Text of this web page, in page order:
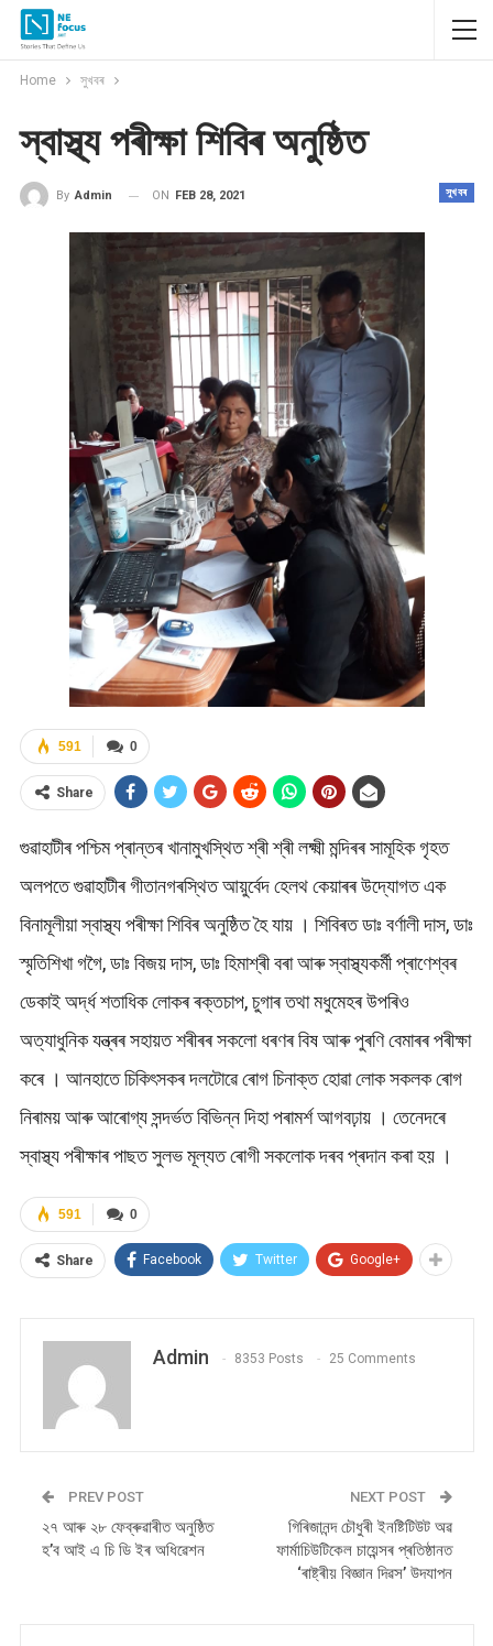
Home সুখবৰ
স্বাস্থ্য পৰীক্ষা শিবিৰ অনুষ্ঠিত
সুখবৰ
By Admin ON FEB 28, 2021
0
591
Share
গুৱাহাটীৰ পশ্চিম প্ৰান্তৰ খানামুখস্থিত শ্ৰী শ্ৰী লক্ষ্মী মন্দিৰৰ সামূহিক গৃহত
অলপতে গুৱাহাটীৰ গীতানগৰস্থিত আয়ুৰ্বেদ হেলথ কেয়াৰৰ উদ্যোগত এক
বিনামূলীয়া স্বাস্থ্য পৰীক্ষা শিবিৰ অনুষ্ঠিত হৈ যায় । শিবিৰত ডাঃ বৰ্ণালী দাস, ডাঃ
স্মৃতিশিখা গগৈ, ডাঃ বিজয় দাস, ডাঃ হিমাশ্ৰী বৰা আৰু স্বাস্থ্যকর্মী প্ৰাণেশ্বৰ
ডেকাই অৰ্দ্ধ শতাধিক লোকৰ ৰক্তচাপ, চুগাৰ তথা মধুমেহৰ উপৰিও
অত্যাধুনিক যন্ত্ৰৰ সহায়ত শৰীৰৰ সকলো ধৰণৰ বিষ আৰু পুৰণি বেমাৰৰ পৰীক্ষা
কৰে । আনহাতে চিকিৎসকৰ দলটোৱে ৰোগ চিনাক্ত হোৱা লোক সকলক ৰোগ
নিৰাময় আৰু আৰোগ্য সন্দৰ্ভত বিভিন্ন দিহা পৰামৰ্শ আগবঢ়ায় । তেনেদৰে
স্বাস্থ্য পৰীক্ষাৰ পাছত সুলভ মূল্যত ৰোগী সকলোক দৰব প্ৰদান কৰা হয় ।
0
591
Share Facebook Twitter Google+
Admin 8353 Posts 25 Comments
PREV POST
২৭ আৰু ২৮ ফেব্ৰুৱাৰীত অনুষ্ঠিত
হ’ব আই এ চি ডি ইৰ অধিৱেশন
NEXT POST
গিৰিজানন্দ চৌধুৰী ইনষ্টিটিউট অৱ
ফাৰ্মাচিউটিকেল চায়েন্সৰ প্ৰতিষ্ঠানত
‘ৰাষ্ট্ৰীয় বিজ্ঞান দিৱস’ উদযাপন